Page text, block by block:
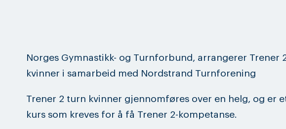
Norges Gymnastikk- og Turnforbund, arrangerer Trener
kvinner i samarbeid med Nordstrand Turnforening
Trener 2 turn kvinner gjennomføres over en helg, og er
kurs som kreves for å få Trener 2-kompetanse.